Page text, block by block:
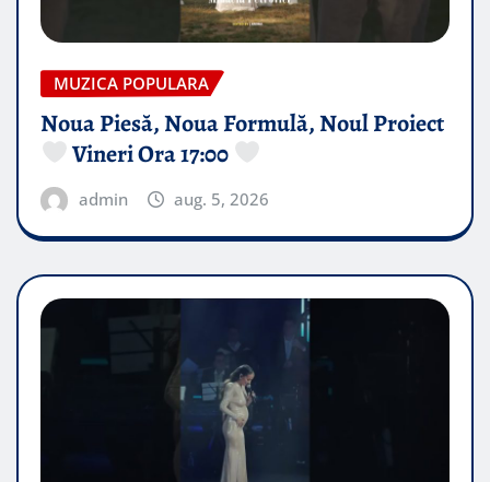
MUZICA POPULARA
Noua Piesă, Noua Formulă, Noul Proiect
Vineri Ora 17:00
admin aug. 5, 2026